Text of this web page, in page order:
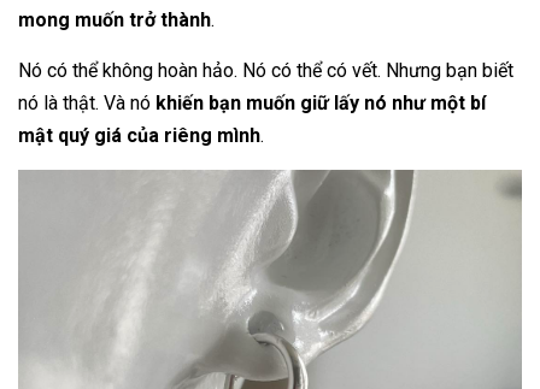
mong muốn trở thành.
Nó có thể không hoàn hảo. Nó có thể có vết. Nhưng bạn biết
nó là thật. Và nó khiến bạn muốn giữ lấy nó như một bí
mật quý giá của riêng mình.